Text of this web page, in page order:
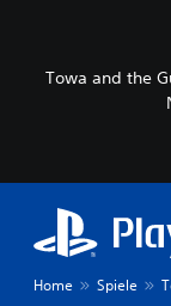
Towa and the
Home Spiele